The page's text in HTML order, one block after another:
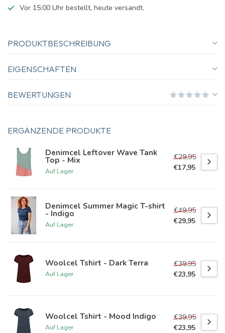
Vor 15:00 Uhr bestellt, heute versandt.
PRODUKTBESCHREIBUNG
EIGENSCHAFTEN
BEWERTUNGEN
ERGÄNZENDE PRODUKTE
Denimcel Leftover Wave Tank
Top - Mix
Auf Lager
€29,95
€17,95
Denimcel Summer Magic T-shirt
- Indigo
Auf Lager
€49,95
€29,95
Woolcel Tshirt - Dark Terra
Auf Lager
€39,95
€23,95
Woolcel Tshirt - Mood Indigo
Auf Lager
€39,95
€23,95